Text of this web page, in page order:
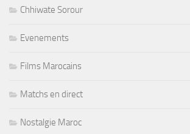
Chhiwate Sorour
Evenements
Films Marocains
Matchs en direct
Nostalgie Maroc